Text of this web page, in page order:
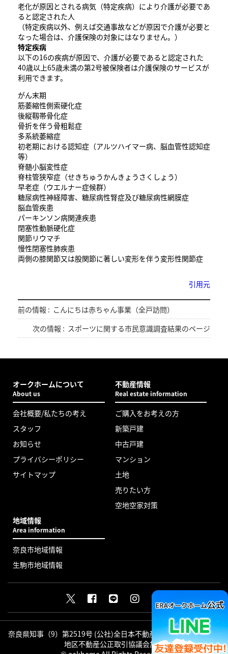
老化が原因とされる病気（特定疾病）により介護が必要であ
ると認定された人
（特定疾病以外、例えば交通事故などが原因で介護が必要と
なった場合は、介護保険の対象にはなりません。）
特定疾病
以下の16の疾病が原因で、介護が必要であると認定された
40歳以上65歳未満の第2号被保険者は介護保険のサービスが
利用できます。
がん末期
筋萎縮性側索硬化症
後縦靱帯骨化症
骨折を伴う骨粗鬆症
多系統萎縮症
初老期における認知症（アルツハイマー病、脳血管性認知症
等）
脊髄小脳変性症
脊柱管狭窄症（せきちゅうかんきょうさくしょう）
早老症（ウエルナー症候群）
糖尿病性神経障害、糖尿病性腎症及び糖尿病性網膜症
脳血管疾患
パーキンソン病関連疾患
閉塞性動脈硬化症
関節リウマチ
慢性閉塞性肺疾患
両側の膝関節又は股関節に著しい変形を伴う変形性関節症
引用元
前の情報 : こんにちは赤ちゃん事業（全戸訪問）
次の情報 : スポーツに関する市民意識調査結果のページ
オークホームについて
About us
会社概要/私たちの考え
スタッフ
お知らせ
プライバシーポリシー
サイトマップ
不動産情報
Real estate information
ご購入をお考えの方
新築戸建
中古戸建
マンション
土地
売りたい方
空地空家対策
地域情報
Area information
奈良市地域情報
生駒市地域情報
奈良県知事（9）第2519号 (公社)全日本不動産協会会員 (公社)近畿
地区不動産公正取引協議会加盟